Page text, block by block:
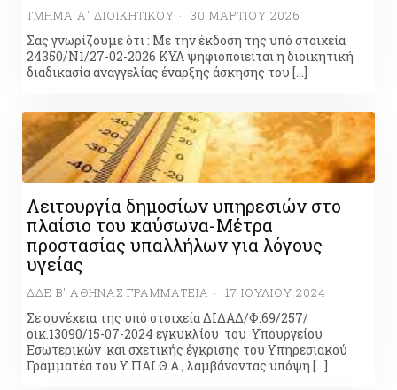
ΤΜΉΜΑ Α' ΔΙΟΙΚΗΤΙΚΟΎ 30 ΜΑΡΤΊΟΥ 2026
Σας γνωρίζουμε ότι : Με την έκδοση της υπό στοιχεία
24350/Ν1/27-02-2026 ΚΥΑ ψηφιοποιείται η διοικητική
διαδικασία αναγγελίας έναρξης άσκησης του […]
Λειτουργία δημοσίων υπηρεσιών στο
πλαίσιο του καύσωνα-Μέτρα
προστασίας υπαλλήλων για λόγους
υγείας
ΔΔΕ Β' ΑΘΉΝΑΣ ΓΡΑΜΜΑΤΕΊΑ 17 ΙΟΥΛΊΟΥ 2024
Σε συνέχεια της υπό στοιχεία ΔΙΔΑΔ/Φ.69/257/
οικ.13090/15-07-2024 εγκυκλίου του Υπουργείου
Εσωτερικών και σχετικής έγκρισης του Υπηρεσιακού
Γραμματέα του Υ.ΠΑΙ.Θ.Α., λαμβάνοντας υπόψη […]